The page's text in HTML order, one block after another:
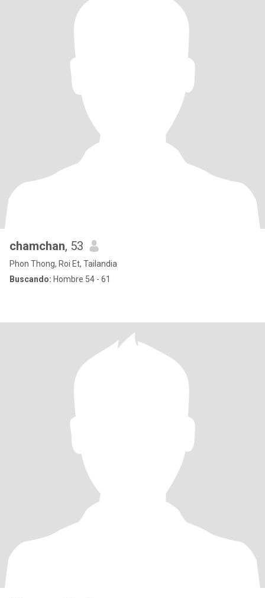
chamchan, 53
Phon Thong, Roi Et, Tailandia
Buscando: Hombre 54 - 61